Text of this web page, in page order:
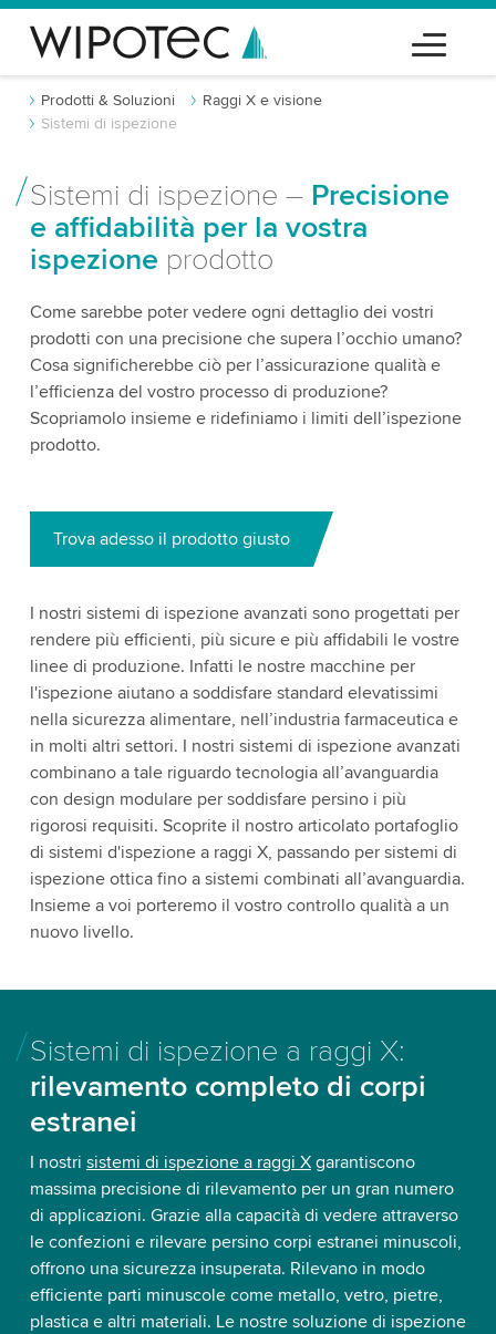
Prodotti & Soluzioni
Raggi X e visione
Sistemi di ispezione
Sistemi di ispezione – Precisione
e affidabilità per la vostra
ispezione prodotto
Come sarebbe poter vedere ogni dettaglio dei vostri
prodotti con una precisione che supera l’occhio umano?
Cosa significherebbe ciò per l’assicurazione qualità e
l’efficienza del vostro processo di produzione?
Scopriamolo insieme e ridefiniamo i limiti dell’ispezione
prodotto.
Trova adesso il prodotto giusto
I nostri sistemi di ispezione avanzati sono progettati per
rendere più efficienti, più sicure e più affidabili le vostre
linee di produzione. Infatti le nostre macchine per
l'ispezione aiutano a soddisfare standard elevatissimi
nella sicurezza alimentare, nell’industria farmaceutica e
in molti altri settori. I nostri sistemi di ispezione avanzati
combinano a tale riguardo tecnologia all’avanguardia
con design modulare per soddisfare persino i più
rigorosi requisiti. Scoprite il nostro articolato portafoglio
di sistemi d'ispezione a raggi X, passando per sistemi di
ispezione ottica fino a sistemi combinati all’avanguardia.
Insieme a voi porteremo il vostro controllo qualità a un
nuovo livello.
Sistemi di ispezione a raggi X:
rilevamento completo di corpi
estranei
I nostri sistemi di ispezione a raggi Xgarantiscono
massima precisione di rilevamento per un gran numero
di applicazioni. Grazie alla capacità di vedere attraverso
le confezioni e rilevare persino corpi estranei minuscoli,
offrono una sicurezza insuperata. Rilevano in modo
efficiente parti minuscole come metallo, vetro, pietre,
plastica e altri materiali. Le nostre soluzione di ispezione